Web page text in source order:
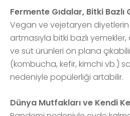
Fermente Gıdalar, Bitki Bazlı
Vegan ve vejetaryen
artmasıyla bitki bazlı
ve süt ürünleri ön plana
(kombucha, kefir, kimchi vb.)
nedeniyle popülerliği artabilir.
Dünya Mutfakları ve Kendi